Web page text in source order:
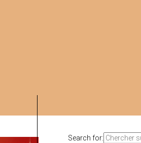
Search for: